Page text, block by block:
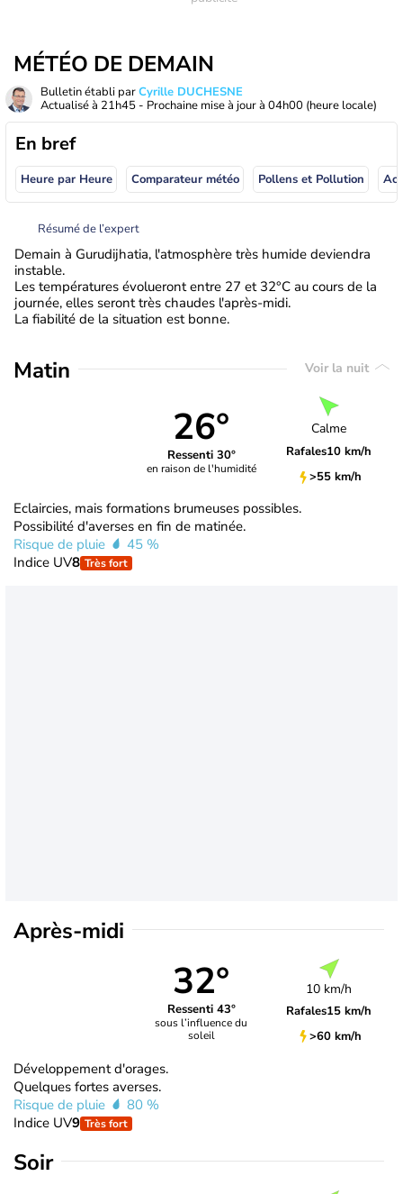
MÉTÉO DE DEMAIN
Bulletin établi parCyrille DUCHESNE
Actualisé à 21h45 - Prochaine mise à jour à 04h00 (heure locale)
En bref
Heure par Heure Comparateur météo Pollens et Pollution
Résumé de l’expert
Demain à Gurudijhatia, l'atmosphère très humide deviendra
instable.
Les températures évolueront entre 27 et 32°C au cours de la
journée, elles seront très chaudes l'après-midi.
La fiabilité de la situation est bonne.
Matin Voir la nuit
26°
Ressenti 30°
en raison de l'humidité
Calme
Rafales10 km/h
>55 km/h
Eclaircies, mais formations brumeuses possibles.
Possibilité d'averses en fin de matinée.
Risque de pluie
45 %
Indice UV8 Très fort
Après-midi
32°
Ressenti 43°
sous l’influence du
soleil
10 km/h
Rafales15 km/h
>60 km/h
Développement d'orages.
Quelques fortes averses.
Risque de pluie
80 %
Indice UV9 Très fort
Soir